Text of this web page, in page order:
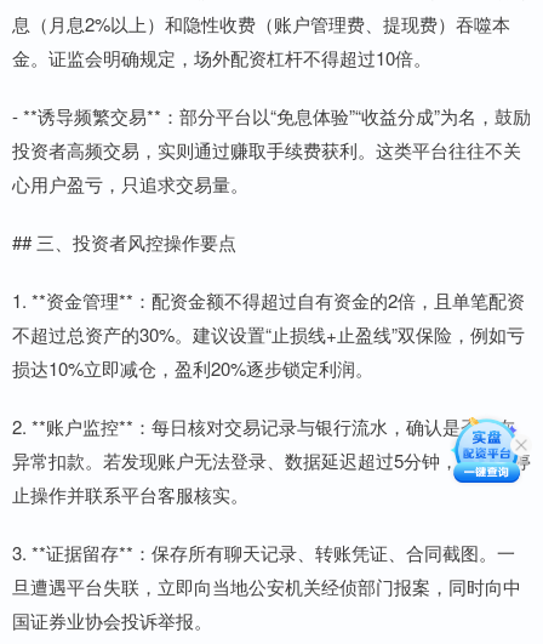
息（月息2%以上）和隐性收费（账户管理费、提现费）吞噬本
金。证监会明确规定，场外配资杠杆不得超过10倍。
- **诱导频繁交易**：部分平台以“免息体验”“收益分成”为名，鼓励
投资者高频交易，实则通过赚取手续费获利。这类平台往往不关
心用户盈亏，只追求交易量。
## 三、投资者风控操作要点
1. **资金管理**：配资金额不得超过自有资金的2倍，且单笔配资
不超过总资产的30%。建议设置“止损线+止盈线”双保险，例如亏
损达10%立即减仓，盈利20%逐步锁定利润。
2. **账户监控**：每日核对交易记录与银行流水，确认是否存在
异常扣款。若发现账户无法登录、数据延迟超过5分钟，应立即停
止操作并联系平台客服核实。
3. **证据留存**：保存所有聊天记录、转账凭证、合同截图。一
旦遭遇平台失联，立即向当地公安机关经侦部门报案，同时向中
国证券业协会投诉举报。